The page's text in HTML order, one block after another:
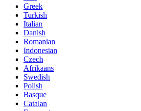
Greek
Turkish
Italian
Danish
Romanian
Indonesian
Czech
Afrikaans
Swedish
Polish
Basque
Catalan